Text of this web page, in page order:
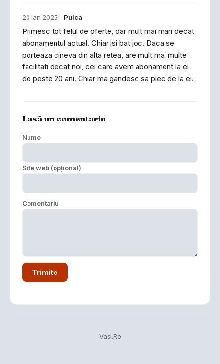
20 ian 2025 Pulca
Primesc tot felul de oferte, dar mult mai mari decat
abonamentul actual. Chiar isi bat joc. Daca se
porteaza cineva din alta retea, are mult mai multe
facilitati decat noi, cei care avem abonament la ei
de peste 20 ani. Chiar ma gandesc sa plec de la ei.
Lasă un comentariu
Nume
Site web (opțional)
Comentariu
Trimite
Vasi.Ro